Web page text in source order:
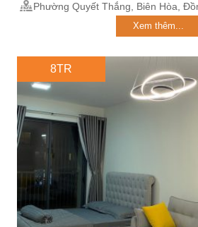
Phường Quyết Thắng, Biên Hòa,
Xem thêm...
8TR